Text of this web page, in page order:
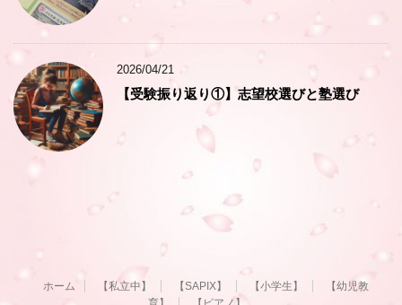
2026/04/21
【受験振り返り①】志望校選びと塾選び
ホーム 【私立中】 【SAPIX】 【小学生】
【幼児教